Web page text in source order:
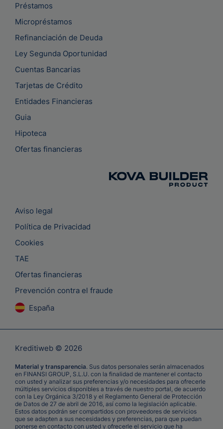
Préstamos
Micropréstamos
Refinanciación de Deuda
Ley Segunda Oportunidad
Cuentas Bancarias
Tarjetas de Crédito
Entidades Financieras
Guia
Hipoteca
Ofertas financieras
Aviso legal
Política de Privacidad
Cookies
TAE
Ofertas financieras
Prevención contra el fraude
España
Kreditiweb © 2026
Material y transparencia. Sus datos personales serán almacenados
en FINANSI GROUP, S.L.U. con la finalidad de mantener el contacto
con usted y analizar sus preferencias y/o necesidades para ofrecerle
múltiples servicios disponibles a través de nuestro portal, de acuerdo
con la Ley Orgánica 3/2018 y el Reglamento General de Protección
de Datos de 27 de abril de 2016, así como la legislación aplicable.
Estos datos podrán ser compartidos con proveedores de servicios
que se adapten a sus necesidades y preferencias, para que puedan
ponerse en contacto con usted y ofrecerle el servicio que ha